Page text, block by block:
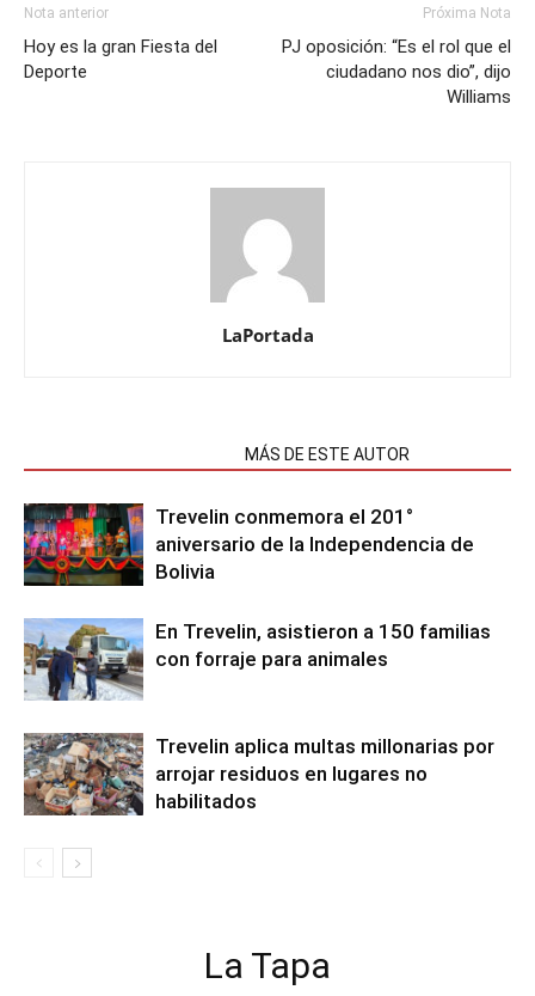
Nota anterior
Hoy es la gran Fiesta del
Deporte
Próxima Nota
PJ oposición: “Es el rol que el
ciudadano nos dio”, dijo
Williams
LaPortada
MÁS DE ESTE AUTOR
Trevelin conmemora el 201°
aniversario de la Independencia de
Bolivia
En Trevelin, asistieron a 150 familias
con forraje para animales
Trevelin aplica multas millonarias por
arrojar residuos en lugares no
habilitados
La Tapa